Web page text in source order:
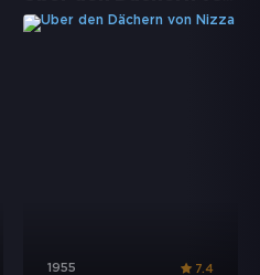
1955 7.4